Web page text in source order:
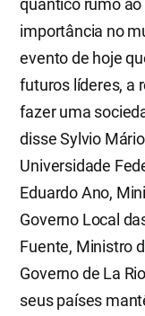
quântico rumo ao
importância no
evento de hoje
futuros líderes, a
fazer uma
disse Sylvio
Universidade
Eduardo Ano,
Governo Local
Fuente, Ministro
Governo de La
seus países